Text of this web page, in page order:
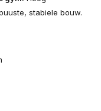
stabiele bouw.